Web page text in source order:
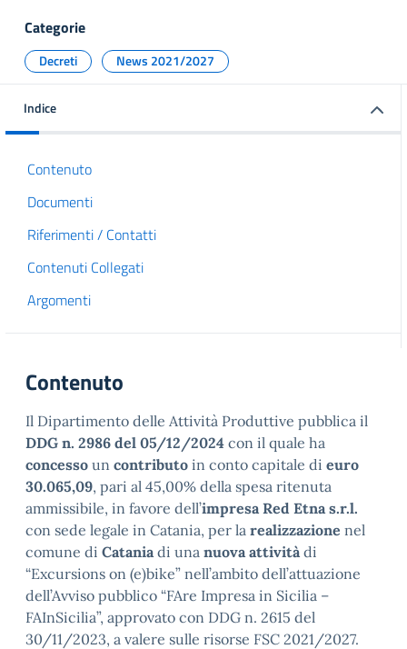
Categorie
Decreti News 2021/2027
Indice
Contenuto
Documenti
Riferimenti / Contatti
Contenuti Collegati
Argomenti
Contenuto
Il Dipartimento delle Attività Produttive pubblica il
DDG n. 2986 del 05/12/2024 con il quale ha
concesso un contributo in conto capitale di euro
30.065,09, pari al 45,00% della spesa ritenuta
ammissibile, in favore dell’impresa Red Etna s.r.l.
con sede legale in Catania, per la realizzazione nel
comune di Cataniadi una nuova attivitàdi
“Excursions on (e)bike” nell’ambito dell’attuazione
dell’Avviso pubblico “FAre Impresa in Sicilia –
FAInSicilia”, approvato con DDG n. 2615 del
30/11/2023, a valere sulle risorse FSC 2021/2027.